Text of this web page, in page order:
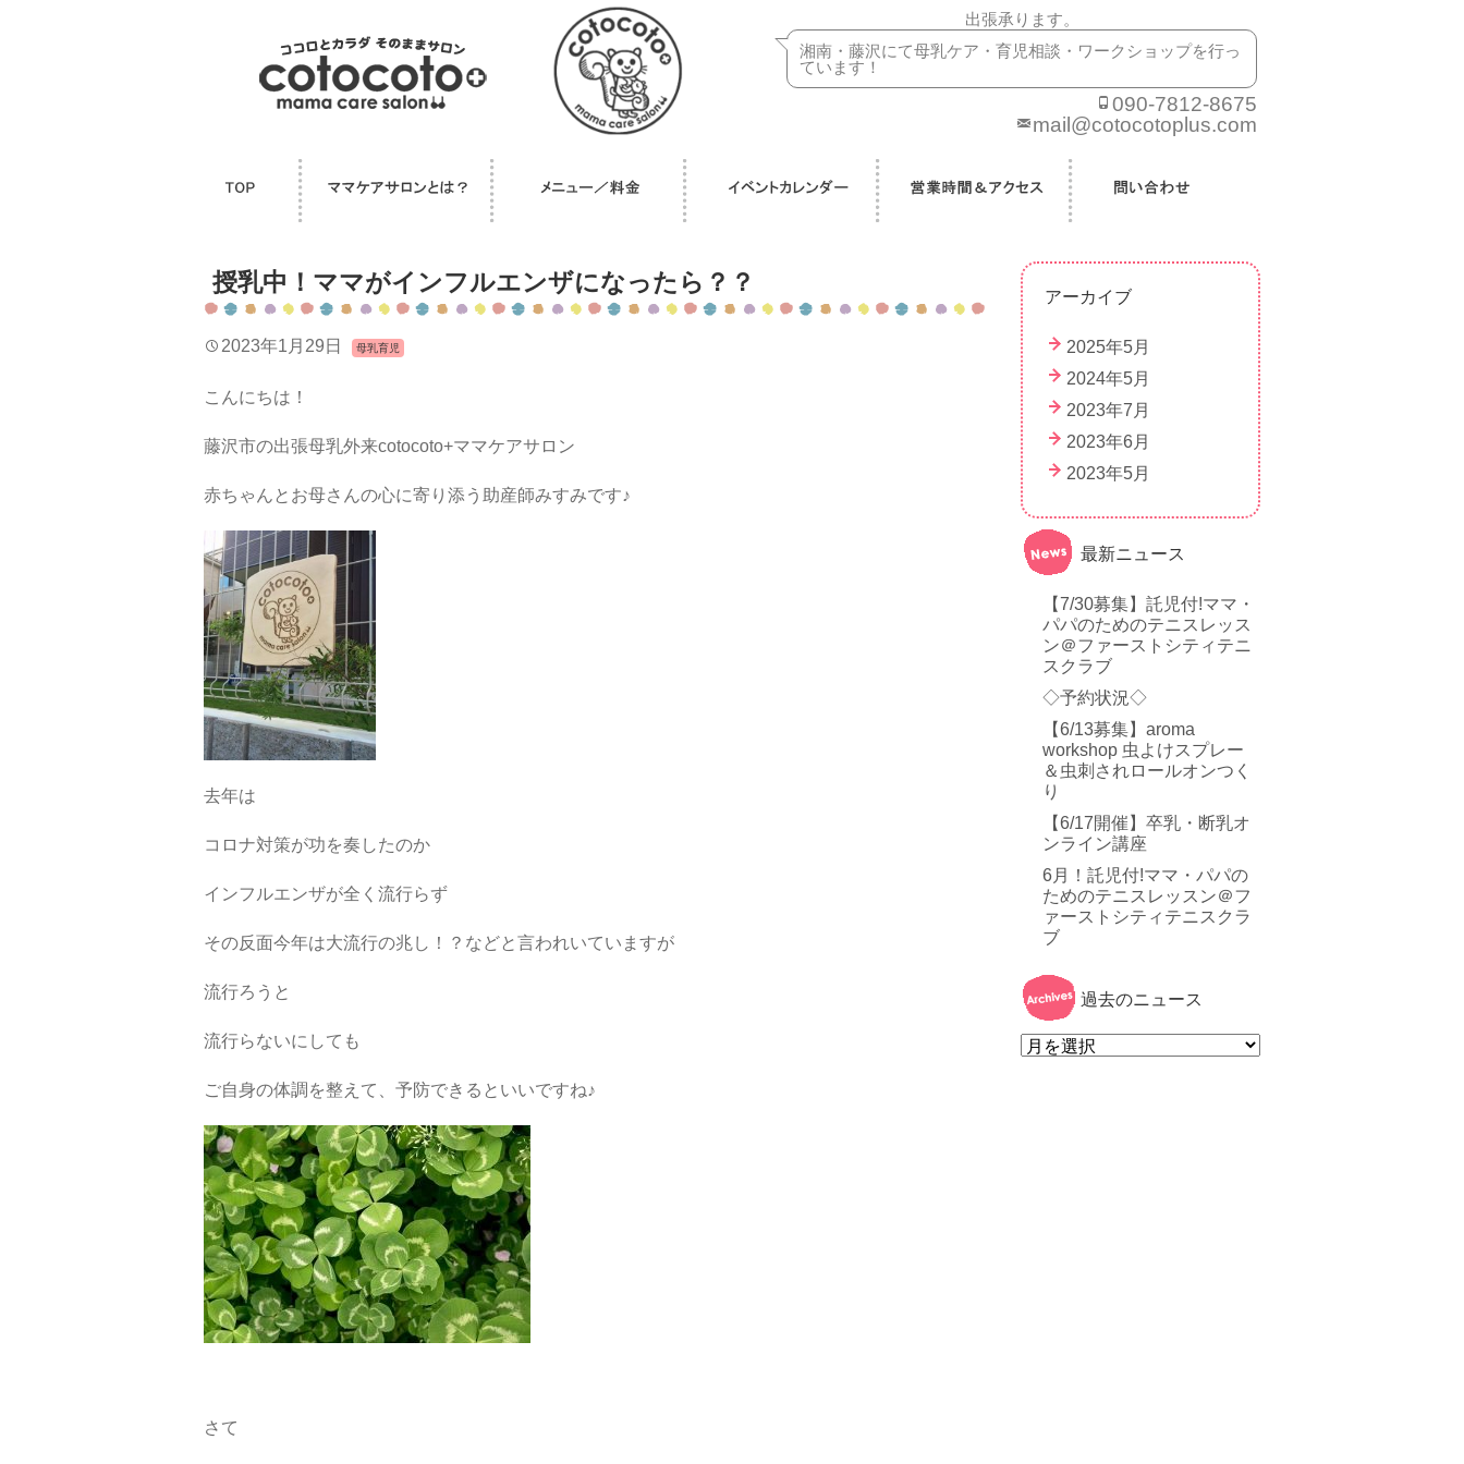
出張承ります。
湘南・藤沢にて母乳ケア・育児相談・ワークショップを行っ
ています！
090-7812-8675
mail@cotocotoplus.com
授乳中！ママがインフルエンザになったら？？
2023年1月29日 母乳育児
こんにちは！
藤沢市の出張母乳外来cotocoto+ママケアサロン
赤ちゃんとお母さんの心に寄り添う助産師みすみです♪
去年は
コロナ対策が功を奏したのか
インフルエンザが全く流行らず
その反面今年は大流行の兆し！？などと言われいていますが
流行ろうと
流行らないにしても
ご自身の体調を整えて、予防できるといいですね♪
さて
アーカイブ
2025年5月
2024年5月
2023年7月
2023年6月
2023年5月
最新ニュース
【7/30募集】託児付!ママ・
パパのためのテニスレッス
ン＠ファーストシティテニ
スクラブ
◇予約状況◇
【6/13募集】aroma
workshop 虫よけスプレー
＆虫刺されロールオンつく
り
【6/17開催】卒乳・断乳オ
ンライン講座
6月！託児付!ママ・パパの
ためのテニスレッスン＠フ
ァーストシティテニスクラ
ブ
過去のニュース
過
去